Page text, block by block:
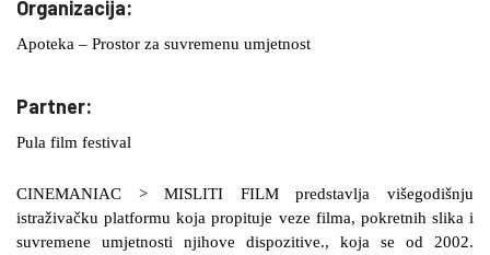
Organizacija:
Apoteka – Prostor za suvremenu umjetnost
Partner:
Pula film festival
CINEMANIAC > MISLITI FILM predstavlja višegodišnju
istraživačku platformu koja propituje veze filma, pokretnih slika i
suvremene umjetnosti njihove dispozitive., koja se od 2002.